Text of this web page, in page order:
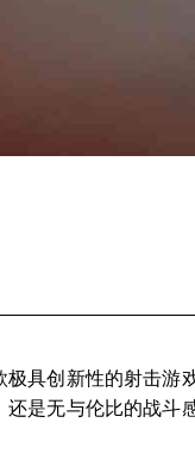
极具创新性的射击
还是无与伦比的战斗